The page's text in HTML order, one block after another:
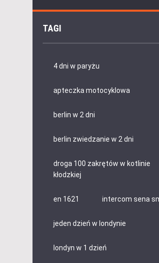
TAGI
4 dni w paryżu
apteczka motocyklowa
berlin w 2 dni
berlin zwiedzanie w 2 dni
droga 100 zakrętów w kotlinie
kłodzkiej
en 1621 intercom sena
jeden dzień w londynie
londyn w 1 dzień